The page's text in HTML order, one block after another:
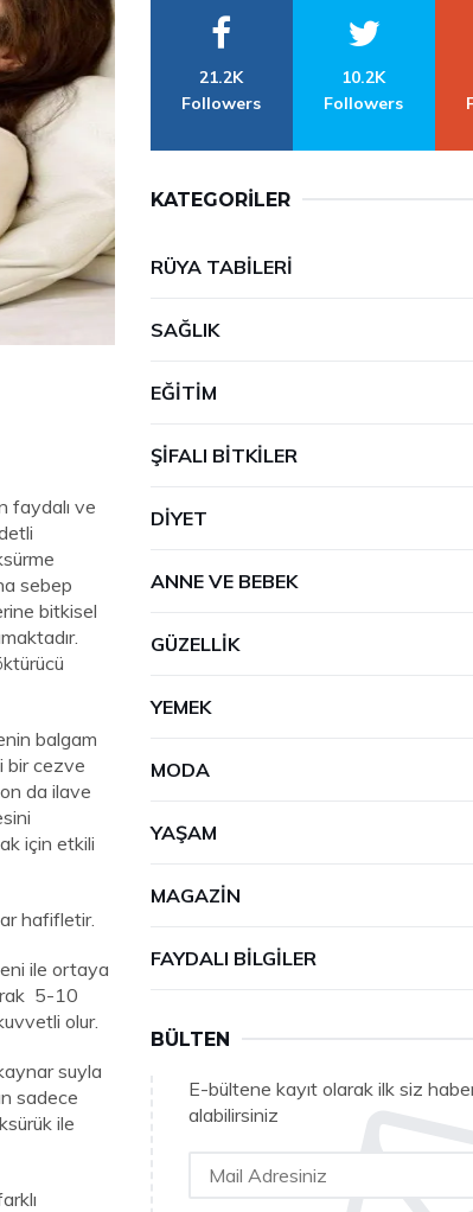
faydalı ve
sebep
bitkisel
balgam
bir cezve
da ilave
için etkili
hafifletir.
ile ortaya
5-10
olur.
suyla
sadece
ile
21.2K
Followers
10.2K
Followers
KATEGORILER
RÜYA TABILERI
SAĞLIK
EĞITIM
ŞIFALI BITKILER
DIYET
ANNE VE BEBEK
GÜZELLIK
YEMEK
MODA
YAŞAM
MAGAZIN
FAYDALI BILGILER
BÜLTEN
E-bültene kayıt olarak ilk siz
alabilirsiniz